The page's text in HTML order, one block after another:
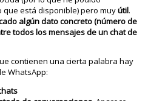
que está disponible) pero muyútil.
algún dato concreto (número de
todos los mensajes de un chat de
contienen una cierta palabra hay
WhatsApp: